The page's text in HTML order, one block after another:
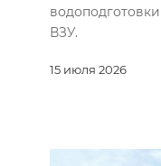
15 июля 2026
ВЗУ.